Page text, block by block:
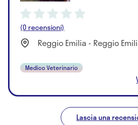
(0 recensioni)
Reggio Emilia - Reggio
Medico Veterinario
Lascia una